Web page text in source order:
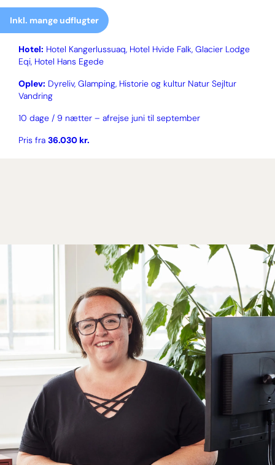
Inkl. mange udflugter
Hotel: Hotel Kangerlussuaq, Hotel Hvide Falk, Glacier Lodge
Eqi, Hotel Hans Egede
Oplev: Dyreliv, Glamping, Historie og kultur Natur Sejltur
Vandring
10 dage / 9 nætter – afrejse juni til september
Pris fra 36.030 kr.